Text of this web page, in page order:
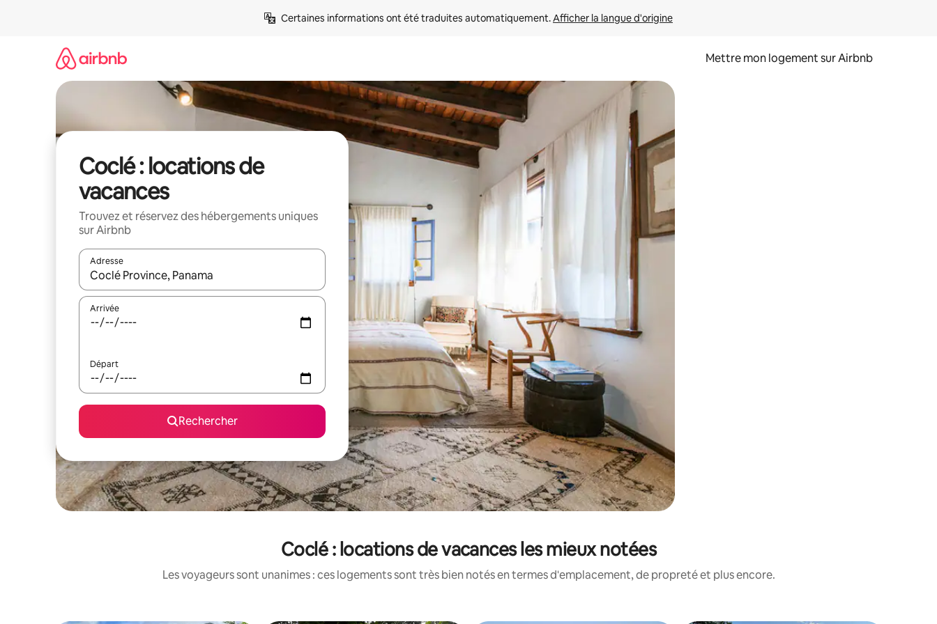
Certaines informations ont été traduites automatiquement. Afficher la langue d'origine
Mettre mon logement sur Airbnb
Coclé : locations de
vacances
Trouvez et réservez des hébergements uniques
sur Airbnb
Adresse
Lorsque les résultats s'affichent, utilisez les flèches vers le haut et vers le bas pour les parcourir ou en appuyant et en faisant glisser.
Arrivée
Départ
Rechercher
Coclé : locations de vacances les mieux notées
Les voyageurs sont unanimes : ces logements sont très bien notés en termes d'emplacement, de propreté et plus encore.